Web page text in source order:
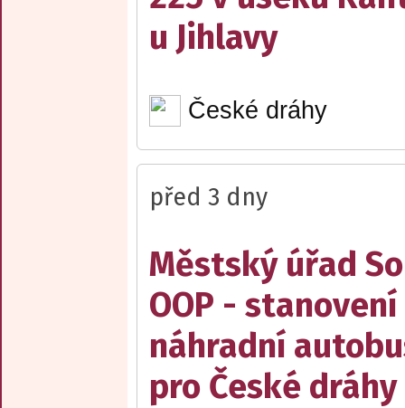
u Jihlavy
České dráhy
před 3 dny
Městský úřad
OOP -
náhradní
pro České dráhy